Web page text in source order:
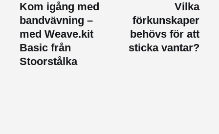
Kom igång med
bandvävning –
med Weave.kit
Basic från
Stoorstålka
Vilka
förkunskaper
behövs för att
sticka vantar?